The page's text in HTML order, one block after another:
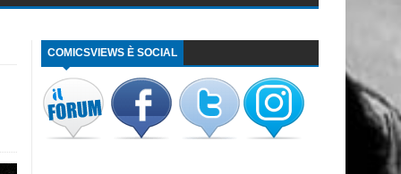
COMICSVIEWS È SOCIAL